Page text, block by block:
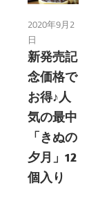
2020年9月2
日
新発売記
念価格で
お得♪人
気の最中
「きぬの
夕月」12
個入り